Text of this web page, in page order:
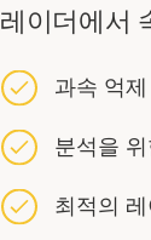
레이더에서
과속 억제
분석을
최적의